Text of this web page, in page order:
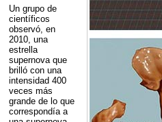
Un grupo de
científicos
observó, en
2010, una
estrella
supernova que
brilló con una
intensidad 400
veces más
grande de lo que
correspondía a